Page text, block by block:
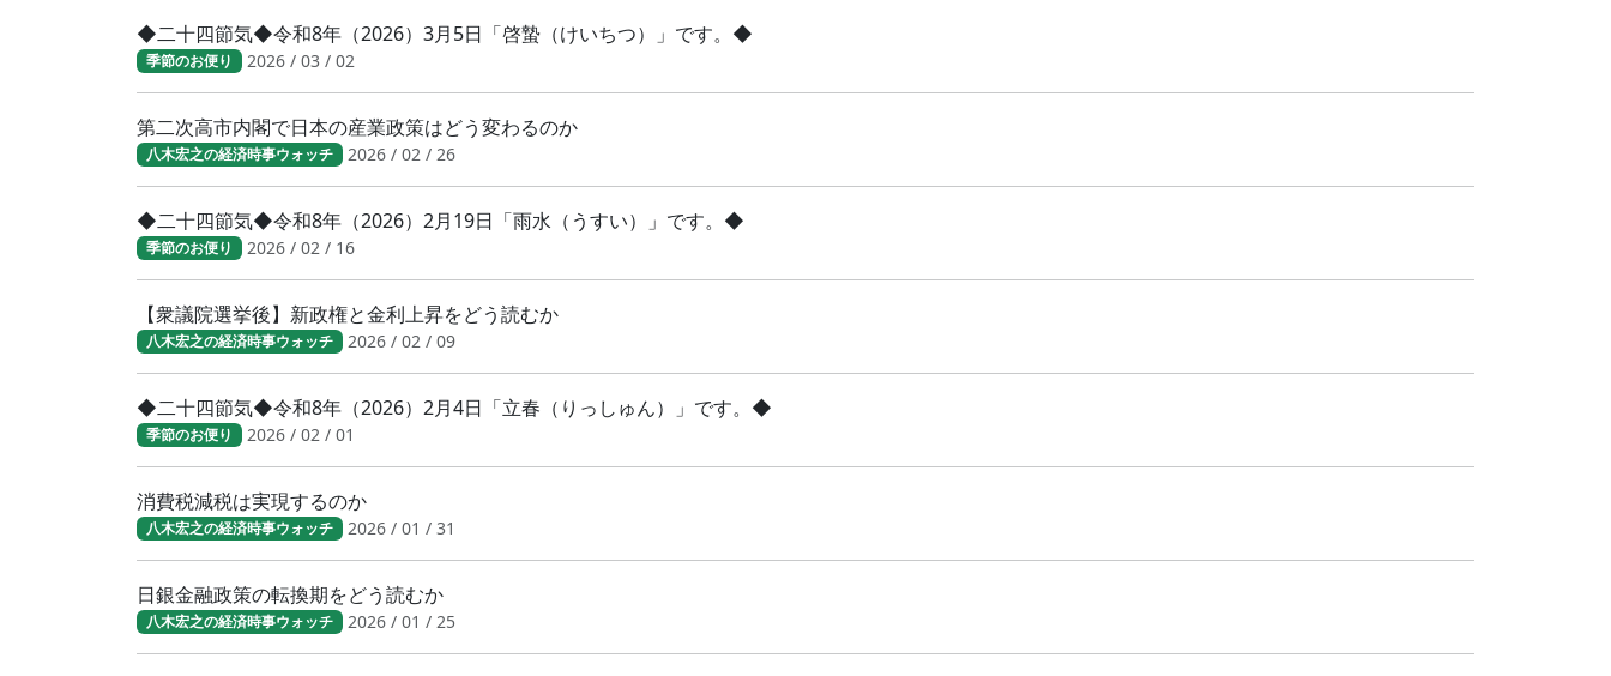
◆二十四節気◆令和8年（2026）3月5日「啓蟄（けいちつ）」です。◆
季節のお便り 2026 / 03 / 02
第二次高市内閣で日本の産業政策はどう変わるのか
八木宏之の経済時事ウォッチ 2026 / 02 / 26
◆二十四節気◆令和8年（2026）2月19日「雨水（うすい）」です。◆
季節のお便り 2026 / 02 / 16
【衆議院選挙後】新政権と金利上昇をどう読むか
八木宏之の経済時事ウォッチ 2026 / 02 / 09
◆二十四節気◆令和8年（2026）2月4日「立春（りっしゅん）」です。◆
季節のお便り 2026 / 02 / 01
消費税減税は実現するのか
八木宏之の経済時事ウォッチ 2026 / 01 / 31
日銀金融政策の転換期をどう読むか
八木宏之の経済時事ウォッチ 2026 / 01 / 25